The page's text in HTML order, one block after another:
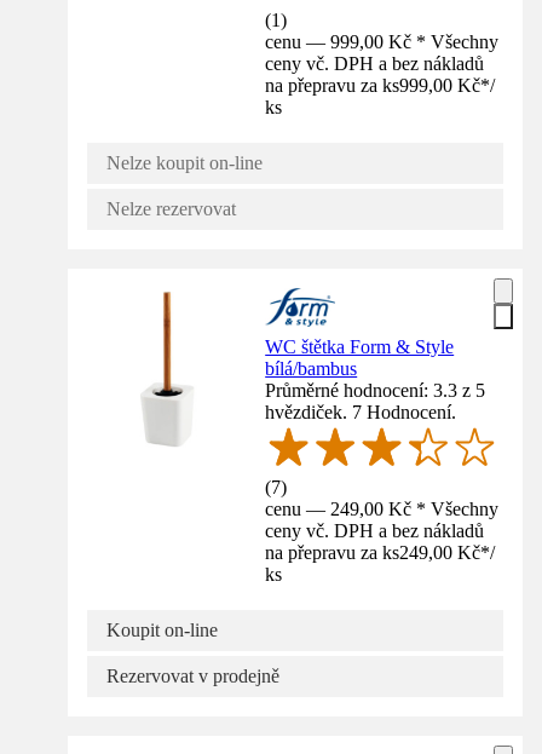
(1)
cenu — 999,00 Kč * Všechny
ceny vč. DPH a bez nákladů
na přepravu za ks999,00 Kč*/
ks
Nelze koupit on-line
Nelze rezervovat
WC štětka Form & Style
bílá/bambus
Průměrné hodnocení: 3.3 z 5
hvězdiček. 7 Hodnocení.
(7)
cenu — 249,00 Kč * Všechny
ceny vč. DPH a bez nákladů
na přepravu za ks249,00 Kč*/
ks
Koupit on-line
Rezervovat v prodejně